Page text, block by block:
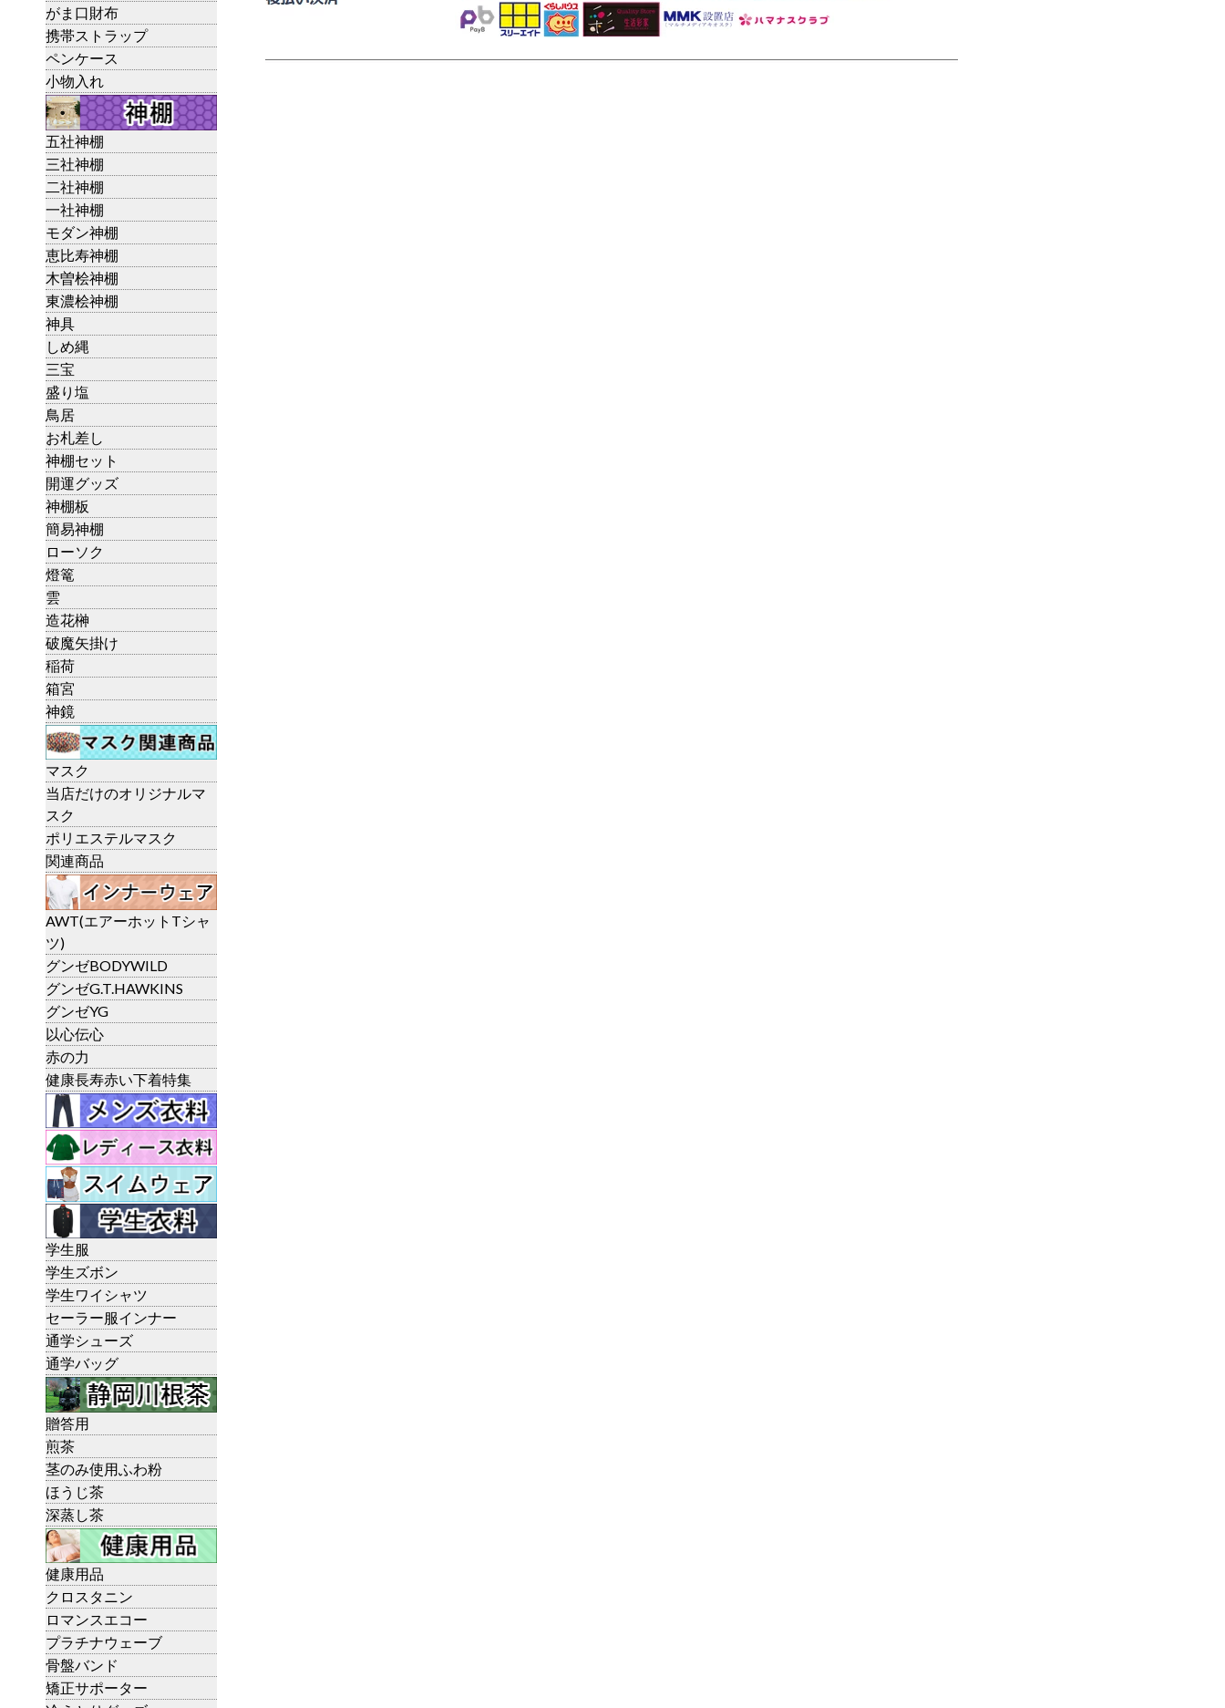
がま口財布
携帯ストラップ
ペンケース
小物入れ
五社神棚
三社神棚
二社神棚
一社神棚
モダン神棚
恵比寿神棚
木曽桧神棚
東濃桧神棚
神具
しめ縄
三宝
盛り塩
鳥居
お札差し
神棚セット
開運グッズ
神棚板
簡易神棚
ローソク
燈篭
雲
造花榊
破魔矢掛け
稲荷
箱宮
神鏡
マスク
当店だけのオリジナルマ
スク
ポリエステルマスク
関連商品
AWT(エアーホットTシャ
ツ)
グンゼBODYWILD
グンゼG.T.HAWKINS
グンゼYG
以心伝心
赤の力
健康長寿赤い下着特集
学生服
学生ズボン
学生ワイシャツ
セーラー服インナー
通学シューズ
通学バッグ
贈答用
煎茶
茎のみ使用ふわ粉
ほうじ茶
深蒸し茶
健康用品
クロスタニン
ロマンスエコー
プラチナウェーブ
骨盤バンド
矯正サポーター